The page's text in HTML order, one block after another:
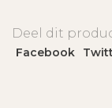
Deel dit
Facebook